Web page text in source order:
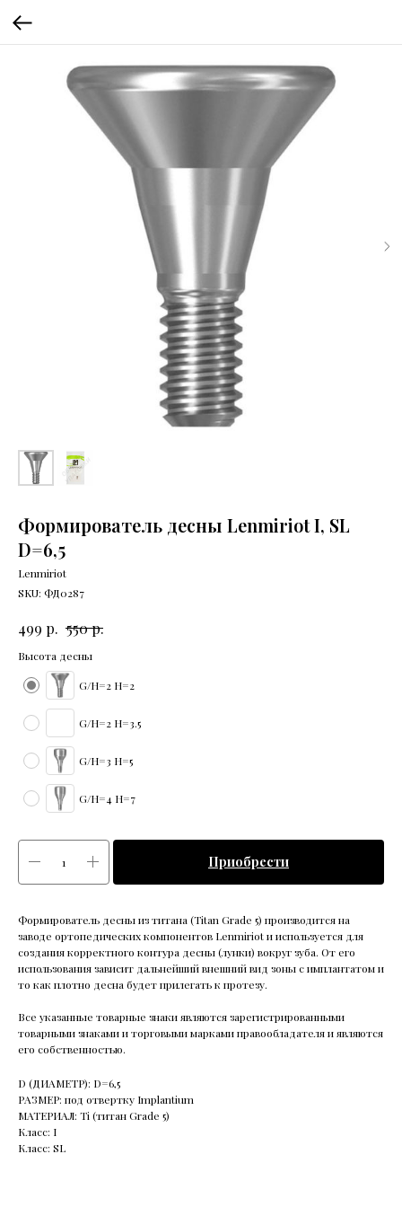
Формирователь десны Lenmiriot I, SL
D=6,5
Lenmiriot
SKU: ФД0287
499 р. 550р.
Высота десны
G/H=2 H=2
G/H=2 H=3.5
G/H=3 H=5
G/H=4 H=7
Приобрести
Формирователь десны из титана (Titan Grade 5) производится на
заводе ортопедических компонентов Lenmiriot и используется для
создания корректного контура десны (лунки) вокруг зуба. От его
использования зависит дальнейший внешний вид зоны с имплантатом и
то как плотно десна будет прилегать к протезу.
Все указанные товарные знаки являются зарегистрированными
товарными знаками и торговыми марками правообладателя и являются
его собственностью.
D (ДИАМЕТР): D=6,5
РАЗМЕР: под отвертку Implantium
МАТЕРИАЛ: Ti (титан Grade 5)
Класс: I
Класс: SL